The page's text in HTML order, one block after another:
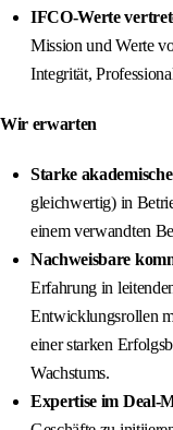
IFCO-Werte
Mission und Werte
Integrität,
Wir erwarten
Starke
gleichwertig) in
einem verwandten
Nachweisbare
Erfahrung in
Entwicklungsrollen
einer starken
Wachstums.
Expertise im Deal-